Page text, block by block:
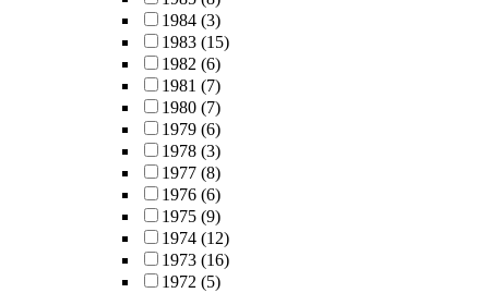
1984 (3)
1983 (15)
1982 (6)
1981 (7)
1980 (7)
1979 (6)
1978 (3)
1977 (8)
1976 (6)
1975 (9)
1974 (12)
1973 (16)
1972 (5)